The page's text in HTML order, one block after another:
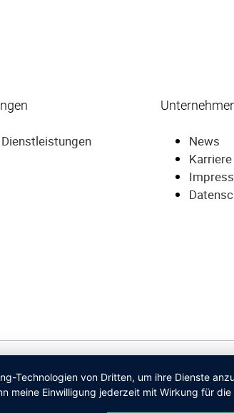
Dienstleistungen
News
Karriere
Technologien von Dritten, um ihre Dienste
meine Einwilligung jederzeit mit Wirkung für